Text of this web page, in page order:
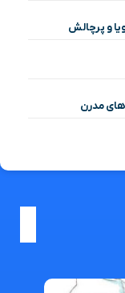
و پرچالش